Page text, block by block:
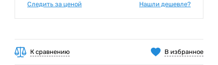
Следить за ценой Нашли дешевле?
В избранное
К сравнению